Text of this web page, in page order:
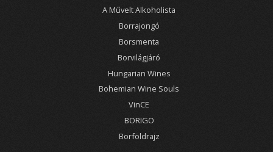
A Művelt Alkoholista
Borrajongó
Borsmenta
Borvilágjáró
Hungarian Wines
Bohemian Wine Souls
VinCE
BORIGO
Borföldrajz